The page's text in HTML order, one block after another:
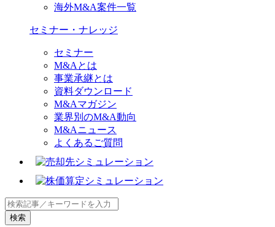
海外M&A案件一覧
セミナー・ナレッジ
セミナー
M&Aとは
事業承継とは
資料ダウンロード
M&Aマガジン
業界別のM&A動向
M&Aニュース
よくあるご質問